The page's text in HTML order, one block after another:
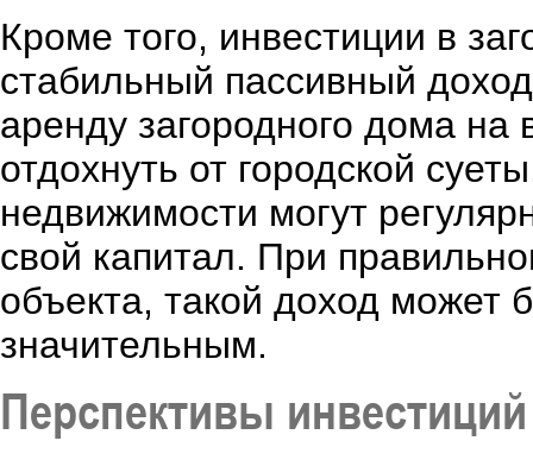
Кроме того, инвестиции в
стабильный пассивный
аренду загородного дома
отдохнуть от городской
недвижимости могут
свой капитал. При
объекта, такой доход может
значительным.
Перспективы